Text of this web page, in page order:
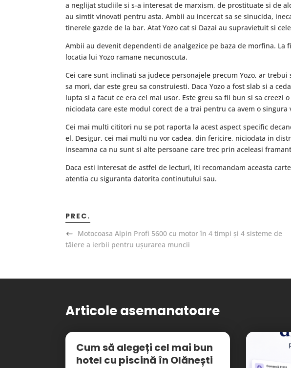
a neglijat studiile si s-a interesat de marxism, de prostituate si de
au simtit vinovati pentru asta. Ambii au incercat sa se sinucida,
tinerele gazde de la bar. Atat Yozo cat si Dazai au supravietuit si
Ambii au devenit dependenti de analgezice pe baza de morfina.
locatia lui Yozo ramane necunoscuta.
Cei care sunt inclinati sa judece personajele precum Yozo, ar
sa mori, dar este greu sa construiesti. Daca Yozo a fost slab si a
lupta si a facut ce era cel mai usor. Este greu sa fii bun si sa creezi
niciodata care este modul corect de a trai pentru ca avem o singura
Cei mai multi cititori nu se pot raporta la acest aspect specific
el. Desigur, cei mai multi nu vor cadea, din fericire, niciodata in
inseamna ca nu sunt si alte persoane care trec prin aceleasi
Daca esti interesat de astfel de lecturi, iti recomandam aceasta
atentia cu siguranta datorita continutului sau.
PREC.
Motocoasa Alpin Profi 5600 cu motor în 4 timpi și 4 sisteme de
tăiere a ierbii pentru ușurarea muncii
Articole asemanatoare
Cum să alegeți cel mai bun
hotel cu piscină în Olănești